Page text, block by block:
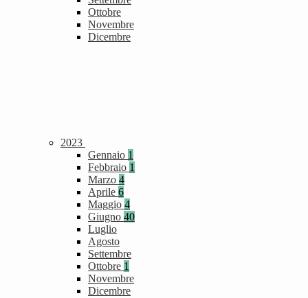
Ottobre
Novembre
Dicembre
2023
Gennaio 1
Febbraio 1
Marzo 4
Aprile 6
Maggio 4
Giugno 40
Luglio
Agosto
Settembre
Ottobre 1
Novembre
Dicembre